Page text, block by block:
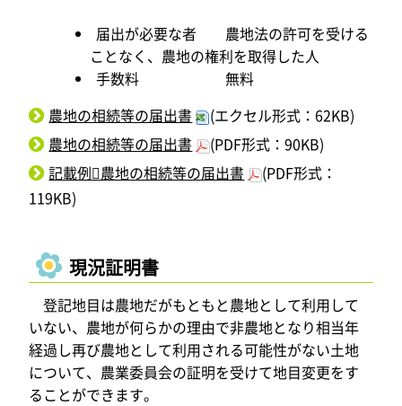
届出が必要な者 農地法の許可を受ける
ことなく、農地の権利を取得した人
手数料 無料
農地の相続等の届出書
(エクセル形式：62KB)
農地の相続等の届出書
(PDF形式：90KB)
記載例農地の相続等の届出書
(PDF形式：
119KB)
現況証明書
登記地目は農地だがもともと農地として利用して
いない、農地が何らかの理由で非農地となり相当年
経過し再び農地として利用される可能性がない土地
について、農業委員会の証明を受けて地目変更をす
ることができます。